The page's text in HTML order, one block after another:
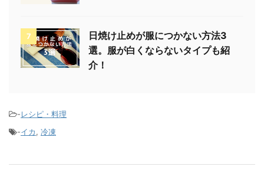
7
日焼け止めが服につかない方法3
選。服が白くならないタイプも紹
介！
-レシピ・料理
-イカ, 冷凍